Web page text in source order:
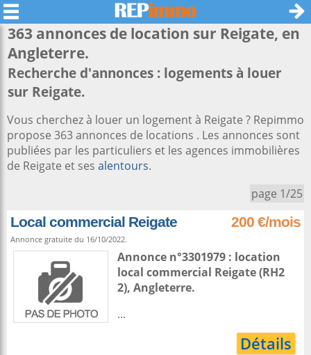
363 annonces de location sur Reigate, en
Angleterre.
Recherche d'annonces : logements à louer
sur Reigate.
Vous cherchez à louer un logement à Reigate ? Repimmo
propose 363 annonces de locations . Les annonces sont
publiées par les particuliers et les agences immobilières
de Reigate et ses alentours.
page 1/25
Local commercial Reigate 200 €/mois
Annonce gratuite du 16/10/2022.
Annonce n°3301979 : location
local commercial Reigate(RH2
2), Angleterre.
...
Détails